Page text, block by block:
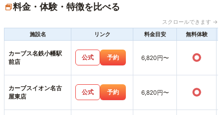
料金・体験・特徴を比べる
スクロールできます →
施設名
リンク 料金目安 無料体験
カーブス名鉄小幡駅
前店
公式 予約 6,820円〜 ○
カーブスイオン名古
屋東店
公式 予約 6,820円〜 ○